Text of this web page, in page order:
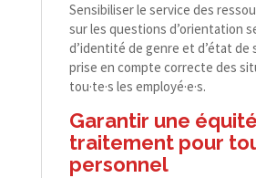
Sensibiliser le service des
sur les questions d’orientation
d’identité de genre et d’état de
prise en compte correcte des
tou·te·s les employé·e·s.
Garantir une
traitement pour
personnel